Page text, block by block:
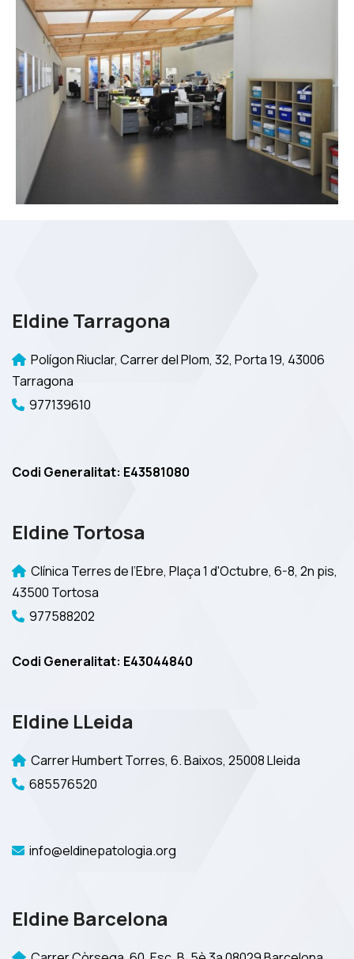
Eldine Tarragona
Polígon Riuclar, Carrer del Plom, 32, Porta 19, 43006
Tarragona
977139610
Codi Generalitat: E43581080
Eldine Tortosa
Clínica Terres de l’Ebre, Plaça 1 d'Octubre, 6-8, 2n pis,
43500 Tortosa
977588202
Codi Generalitat: E43044840
Eldine LLeida
Carrer Humbert Torres, 6. Baixos, 25008 Lleida
685576520
info@eldinepatologia.org
Eldine Barcelona